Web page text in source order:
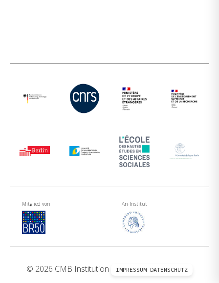
Mitglied von An-Institut
© 2026 CMB Institution IMPRESSUM DATENSCHUTZ